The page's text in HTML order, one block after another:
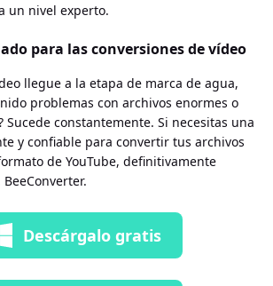
un nivel experto.
para las conversiones de vídeo
llegue a la etapa de marca de agua,
problemas con archivos enormes o
Sucede constantemente. Si necesitas una
y confiable para convertir tus archivos
de YouTube, definitivamente
Descárgalo gratis